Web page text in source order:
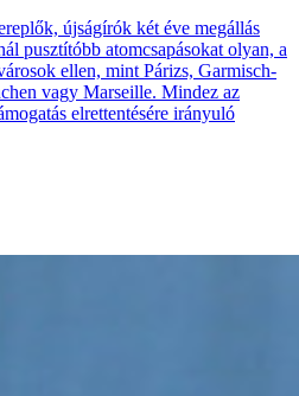
újságírók két éve megállás
pusztítóbb atomcsapásokat olyan, a
ellen, mint Párizs, Garmisch-
vagy Marseille. Mindez az
elrettentésére irányuló